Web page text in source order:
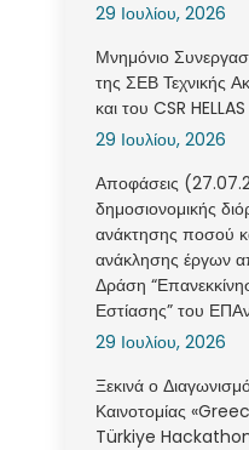
29 Ιουλίου, 2026
Μνημόνιο
της ΣΕΒ Τεχνικής
και του CSR HELLAS
29 Ιουλίου, 2026
Αποφάσεις
δημοσιονομικής
ανάκτησης ποσού
ανάκλησης έργων
Δράση
Εστίασης” του
29 Ιουλίου, 2026
Ξεκινά ο
Καινοτομίας
Türkiye